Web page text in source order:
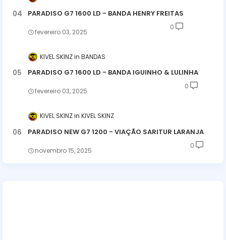
PARADISO G7 1600 LD - BANDA HENRY FREITAS
fevereiro 03, 2025
0
KIVEL SKINZ BANDAS
PARADISO G7 1600 LD - BANDA IGUINHO & LULINHA
fevereiro 03, 2025
0
KIVEL SKINZ KIVEL SKINZ
PARADISO NEW G7 1200 - VIAÇÃO SARITUR LARANJA
novembro 15, 2025
0